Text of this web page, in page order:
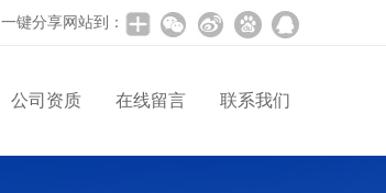
一键分享网站到：
公司资质 在线留言 联系我们